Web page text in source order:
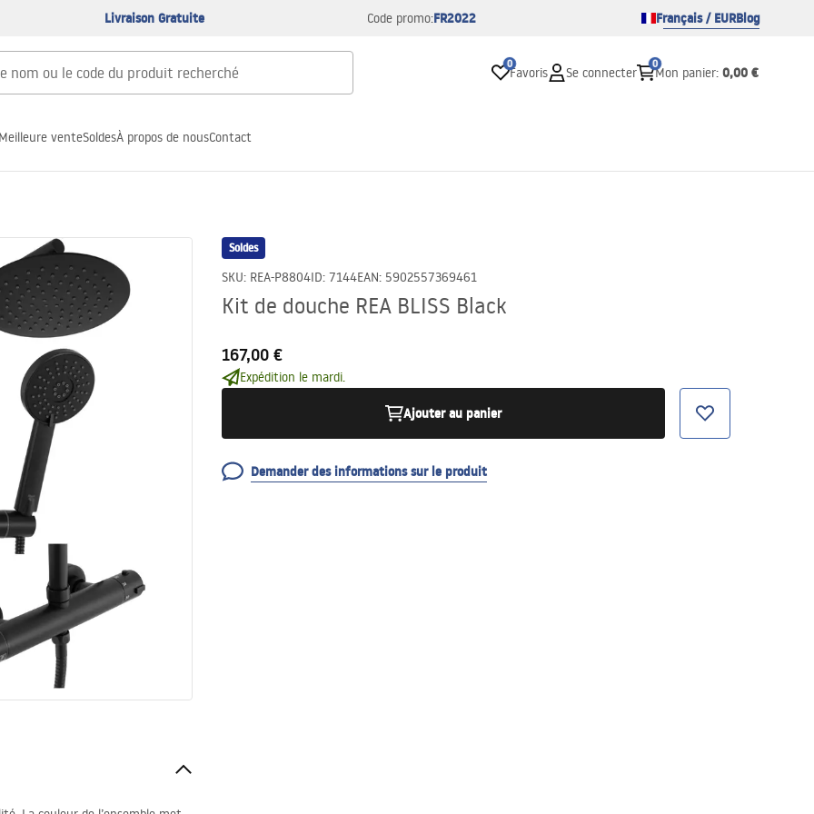
Livraison Gratuite Code promo:FR2022 Français / EURBlog
0
Favoris Se connecter
0
Mon panier: 0,00 €
Meilleure venteSoldesÀ propos de nousContact
Soldes
SKU: REA-P8804ID: 7144EAN: 5902557369461
Kit de douche REA BLISS Black
167,00 €
Expédition le mardi.
Ajouter au panier
Demander des informations sur le produit